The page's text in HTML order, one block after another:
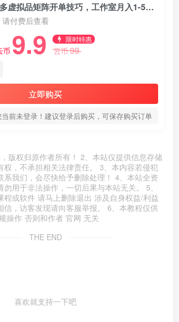
新手也能搞！拼多多虚拟品矩阵开单技巧，工作室月入1-5W攻略【揭秘】
付费后查看
币 9.9 限时特惠
云币99
立即购买
当前未登录！建议登录后购买，可保存购买订单
版权归原作者所有！ 2、本站仅提供信息存储
权，不承担相关法律责任。 3、本内容若侵犯
系我们，会尽快给予删除处理！ 4、本站全资
用于非法操作，一切后果与本站无关。 5、
程或软件 请马上删除退出 涉及自身权益/利益
信，访客发现请向客服举报。 6、本教程仅供
操作 否则和作者 官网 无关
THE END
喜欢就支持一下吧